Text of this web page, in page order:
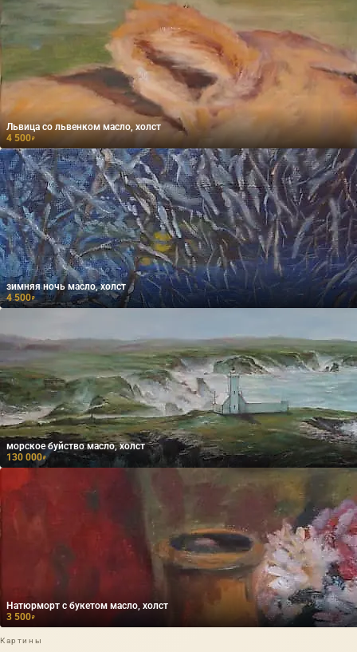
Львица со львенком масло, холст
4 500₽
зимняя ночь масло, холст
4 500₽
морское буйство масло, холст
130 000₽
Натюрморт с букетом масло, холст
3 500₽
Картины